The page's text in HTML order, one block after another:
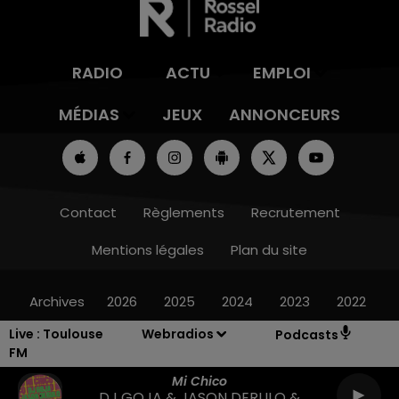
Live : Toulouse
FM
Webradios Podcasts
Mi Chico
RADIO ACTU
EMPLOI
MÉDIAS
JEUX ANNONCEURS
Contact Règlements
Recrutement
Mentions légales
Plan du site
Archives 2026 2025 2024 2023 2022